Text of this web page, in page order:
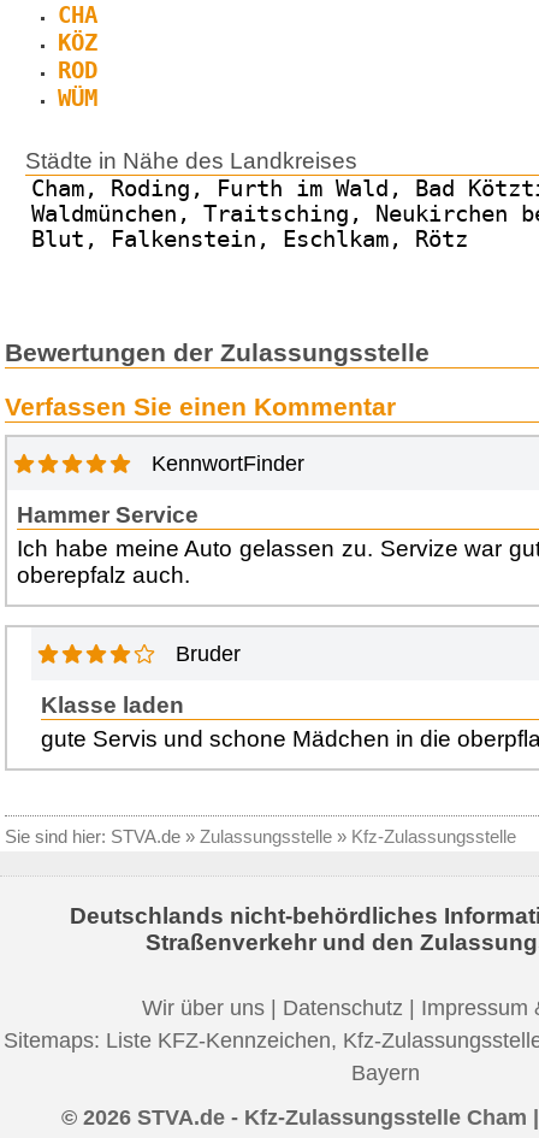
CHA
KÖZ
ROD
WÜM
Städte in Nähe des Landkreises
Cham, Roding, Furth im Wald, Bad
Waldmünchen, Traitsching, Neukirchen
Blut, Falkenstein, Eschlkam, Rötz
Bewertungen der Zulassungsstelle
Verfassen Sie einen Kommentar
KennwortFinder
Hammer Service
Ich habe meine Auto gelassen zu. Servize war
oberepfalz auch.
Bruder
Klasse laden
gute Servis und schone Mädchen in die
Sie sind hier: STVA.de » Zulassungsstelle » Kfz-Zulassungsstelle
Deutschlands nicht-behördliches
Straßenverkehr und den
Wir über uns | Datenschutz | Impressum
Sitemaps: Liste KFZ-Kennzeichen, Kfz-
Bayern
© 2026 STVA.de - Kfz-Zulassungsstelle Cham